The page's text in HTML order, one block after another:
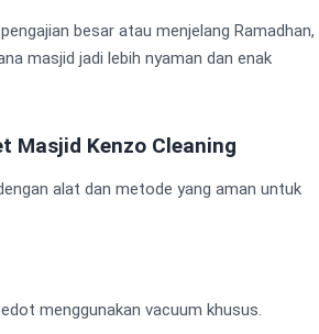
besar atau menjelang Ramadhan,
masjid jadi lebih nyaman dan enak
Masjid Kenzo Cleaning
alat dan metode yang aman untuk
menggunakan vacuum khusus.